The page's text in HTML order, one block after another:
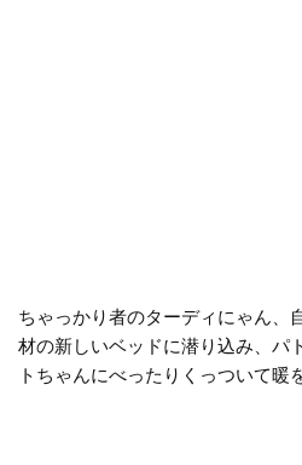
ちゃっかり者のターディにゃん、
材の新しいベッドに潜り込み、パ
トちゃんにべったりくっついて暖